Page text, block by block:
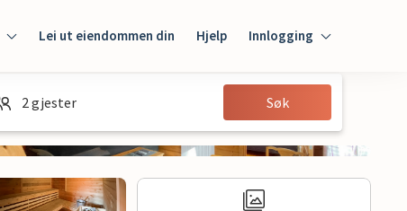
Lei ut eiendommen din Hjelp Innlogging
Innlogging
Gjest
2 gjester Søk